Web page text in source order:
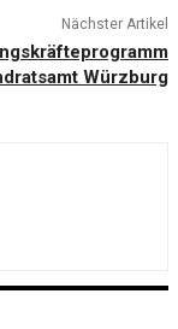
Nächster Artikel
Würzburg